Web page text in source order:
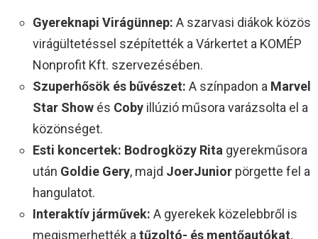
Gyereknapi Virágünnep: A szarvasi diákok közös
virágültetéssel szépítették a Várkertet a KOMÉP
Nonprofit Kft. szervezésében.
Szuperhősök és bűvészet: A színpadon a Marvel
Star Show és Coby illúzió műsora varázsolta el a
közönséget.
Esti koncertek: Bodrogközy Rita gyerekműsora
után Goldie Gery, majd JoerJunior pörgette fel a
hangulatot.
Interaktív járművek: A gyerekek közelebbről is
megismerhették a tűzoltó- és mentőautókat,